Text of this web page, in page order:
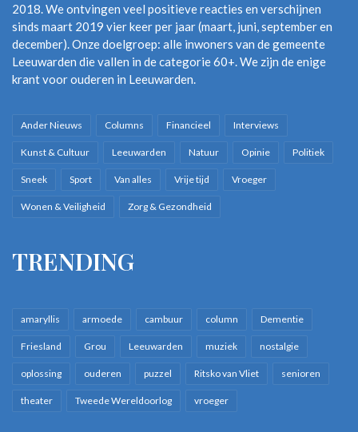
2018. We ontvingen veel positieve reacties en verschijnen
sinds maart 2019 vier keer per jaar (maart, juni, september en
december). Onze doelgroep: alle inwoners van de gemeente
Leeuwarden die vallen in de categorie 60+. We zijn de enige
krant voor ouderen in Leeuwarden.
Ander Nieuws Columns Financieel Interviews
Kunst & Cultuur Leeuwarden Natuur Opinie Politiek
Sneek Sport Van alles Vrije tijd Vroeger
Wonen & Veiligheid Zorg & Gezondheid
TRENDING
amaryllis armoede cambuur column Dementie
Friesland Grou Leeuwarden muziek nostalgie
oplossing ouderen puzzel Ritsko van Vliet senioren
theater Tweede Wereldoorlog vroeger